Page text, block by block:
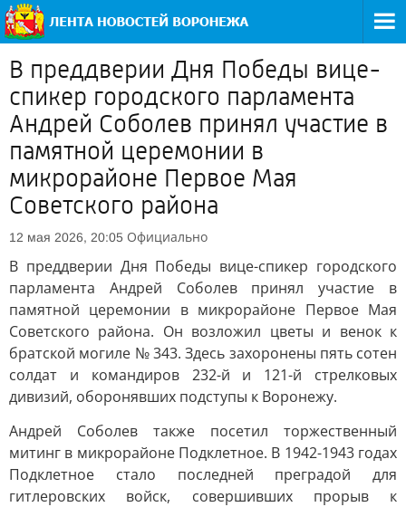
В преддверии Дня Победы вице-
спикер городского парламента
Андрей Соболев принял участие в
памятной церемонии в
микрорайоне Первое Мая
Советского района
12 мая 2026, 20:05 Официально
В преддверии Дня Победы вице-спикер городского
парламента Андрей Соболев принял участие в
памятной церемонии в микрорайоне Первое Мая
Советского района. Он возложил цветы и венок к
братской могиле № 343. Здесь захоронены пять сотен
солдат и командиров 232-й и 121-й стрелковых
дивизий, оборонявших подступы к Воронежу.
Андрей Соболев также посетил торжественный
митинг в микрорайоне Подклетное. В 1942-1943 годах
Подклетное стало последней преградой для
гитлеровских войск, совершивших прорыв к